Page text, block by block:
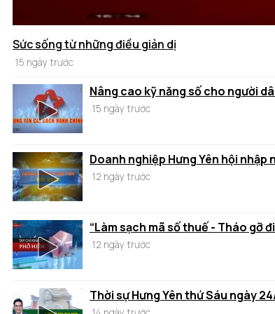
Sức sống từ những điều giản dị
15 ngày trước
Nâng cao kỹ năng số cho người
15 ngày trước
Doanh nghiệp Hưng Yên hội nhập
12 ngày trước
“Làm sạch mã số thuế - Tháo gỡ
12 ngày trước
Thời sự Hưng Yên thứ Sáu ngày